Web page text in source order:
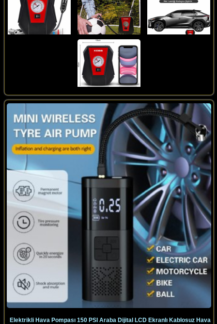
Elektrikli Hava Pompası 150 PSI Araba Dijital LCD Ekranlı Kablosuz Hava